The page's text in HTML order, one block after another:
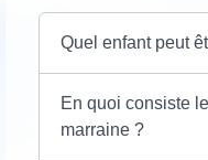
Quel enfant peut
En quoi consiste
marraine ?